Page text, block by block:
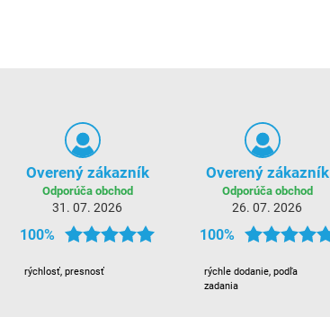
Overený zákazník
Odporúča obchod
31. 07. 2026
100%
rýchlosť, presnosť
Overený zákazník
Odporúča obchod
26. 07. 2026
100%
rýchle dodanie, podľa
zadania